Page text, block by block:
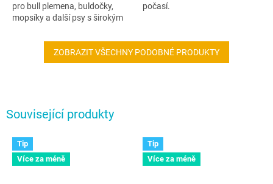
Související produkty
Tip
Více za méně
Tip
Více za méně
pro bull plemena, buldočky,
mopsíky a další psy s širokým
počasí.
ZOBRAZIT VŠECHNY PODOBNÉ PRODUKTY